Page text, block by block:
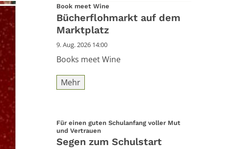
Datum: 9. August 2026
Book meet Wine
Bücherflohmarkt auf dem
Marktplatz
9. Aug. 2026 14:00
Books meet Wine
Mehr
Für einen guten Schulanfang voller Mut
und Vertrauen:
Segen zum Schulstart